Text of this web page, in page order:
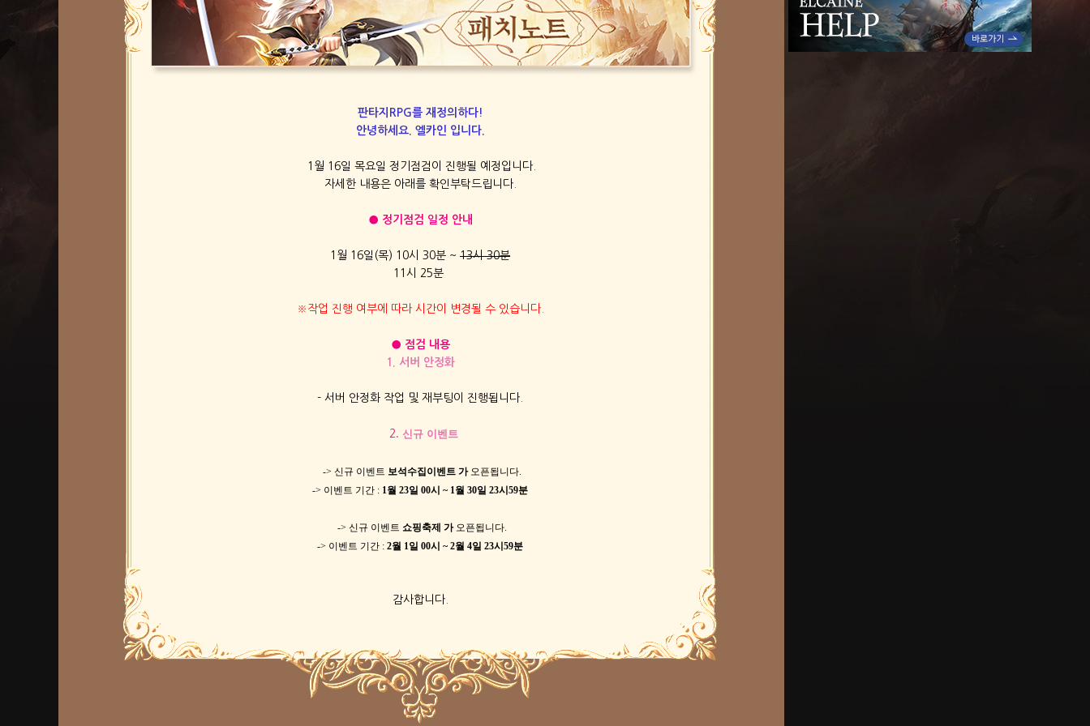
판타지RPG를 재정의하다!
안녕하세요. 엘카인 입니다.
1월 16일 목요일 정기점검이 진행될 예정입니다.
자세한 내용은 아래를 확인부탁드립니다.
● 정기점검 일정 안내
1월 16일(목) 10시 30분 ~ ​13시 30분
11시 25분
※작업 진행 여부에 따라 시간이 변경될 수 있습니다.
● 점검 내용
1. 서버 안정화
- 서버 안정화 작업 및 재부팅이 진행됩니다.
2. 신규 이벤트
-> 신규 이벤트 보석수집이벤트 가오픈됩니다.
-> 이벤트 기간 : 1월 23일 00시 ~ 1월 30일 23시59분
-> 신규 이벤트 쇼핑축제 가 오픈됩니다.
-> 이벤트 기간 : 2월 1일 00시 ~ 2월 4일 23시59분
감사합니다.